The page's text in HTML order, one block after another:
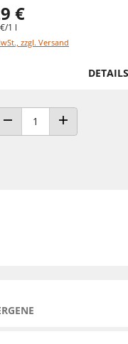
€
1 l
zzgl. Versand
ANZAHL VERRINGERN
ANZAHL